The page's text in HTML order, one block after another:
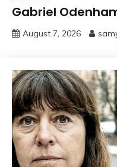
Gabriel
August 7, 2026